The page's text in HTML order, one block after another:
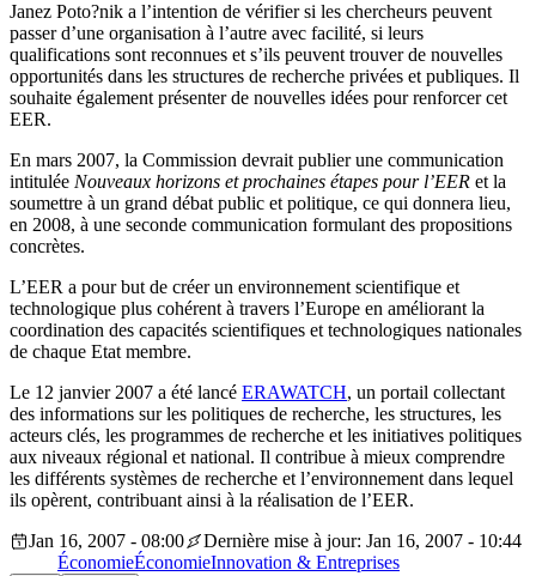
Janez Poto?nik a l’intention de vérifier si les chercheurs peuvent
passer d’une organisation à l’autre avec facilité, si leurs
qualifications sont reconnues et s’ils peuvent trouver de nouvelles
opportunités dans les structures de recherche privées et publiques. Il
souhaite également présenter de nouvelles idées pour renforcer cet
EER.
En mars 2007, la Commission devrait publier une communication
intitulée Nouveaux horizons et prochaines étapes pour l’EER et la
soumettre à un grand débat public et politique, ce qui donnera lieu,
en 2008, à une seconde communication formulant des propositions
concrètes.
L’EER a pour but de créer un environnement scientifique et
technologique plus cohérent à travers l’Europe en améliorant la
coordination des capacités scientifiques et technologiques nationales
de chaque Etat membre.
Le 12 janvier 2007 a été lancé ERAWATCH, un portail collectant
des informations sur les politiques de recherche, les structures, les
acteurs clés, les programmes de recherche et les initiatives politiques
aux niveaux régional et national. Il contribue à mieux comprendre
les différents systèmes de recherche et l’environnement dans lequel
ils opèrent, contribuant ainsi à la réalisation de l’EER.
Jan 16, 2007 - 08:00
Dernière mise à jour: Jan 16, 2007 - 10:44
ÉconomieÉconomieInnovation & Entreprises